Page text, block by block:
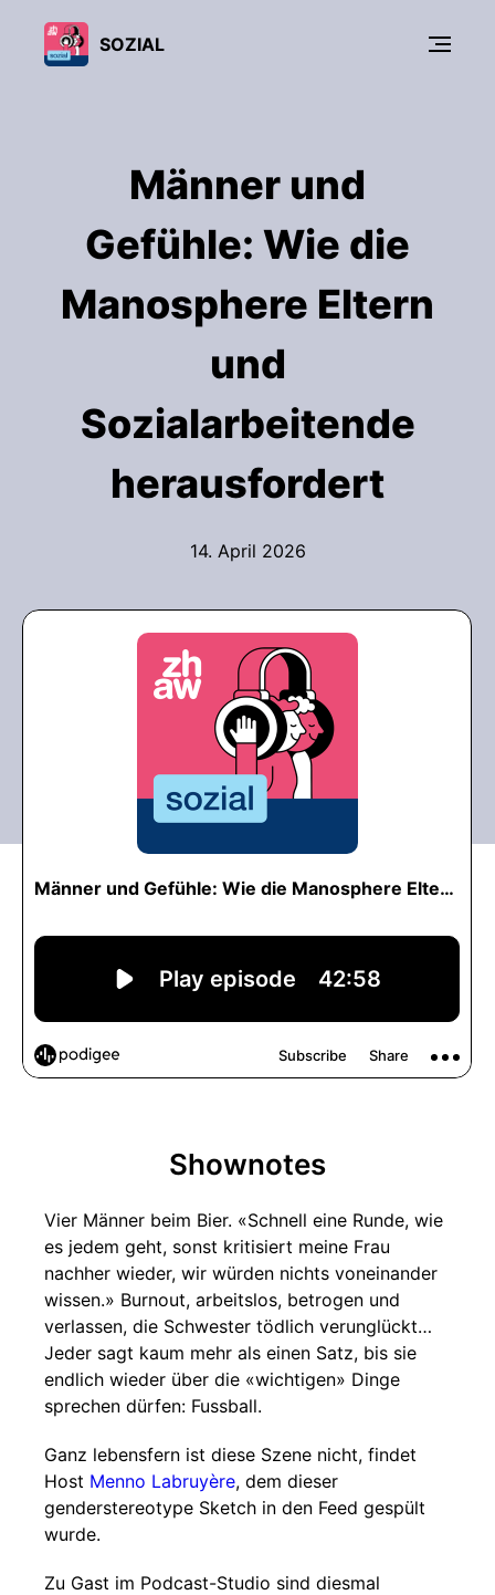
SOZIAL
Männer und
Gefühle: Wie die
Manosphere Eltern
und
Sozialarbeitende
herausfordert
14. April 2026
Shownotes
Vier Männer beim Bier. «Schnell eine Runde, wie
es jedem geht, sonst kritisiert meine Frau
nachher wieder, wir würden nichts voneinander
wissen.» Burnout, arbeitslos, betrogen und
verlassen, die Schwester tödlich verunglückt…
Jeder sagt kaum mehr als einen Satz, bis sie
endlich wieder über die «wichtigen» Dinge
sprechen dürfen: Fussball.
Ganz lebensfern ist diese Szene nicht, findet
Host Menno Labruyère, dem dieser
genderstereotype Sketch in den Feed gespült
wurde.
Zu Gast im Podcast-Studio sind diesmal